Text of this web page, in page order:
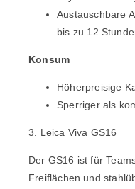
Austauschbare
bis zu 12
Konsum
Höherpreisige
Sperriger als
3. Leica Viva GS16
Der GS16 ist für
Freiflächen und